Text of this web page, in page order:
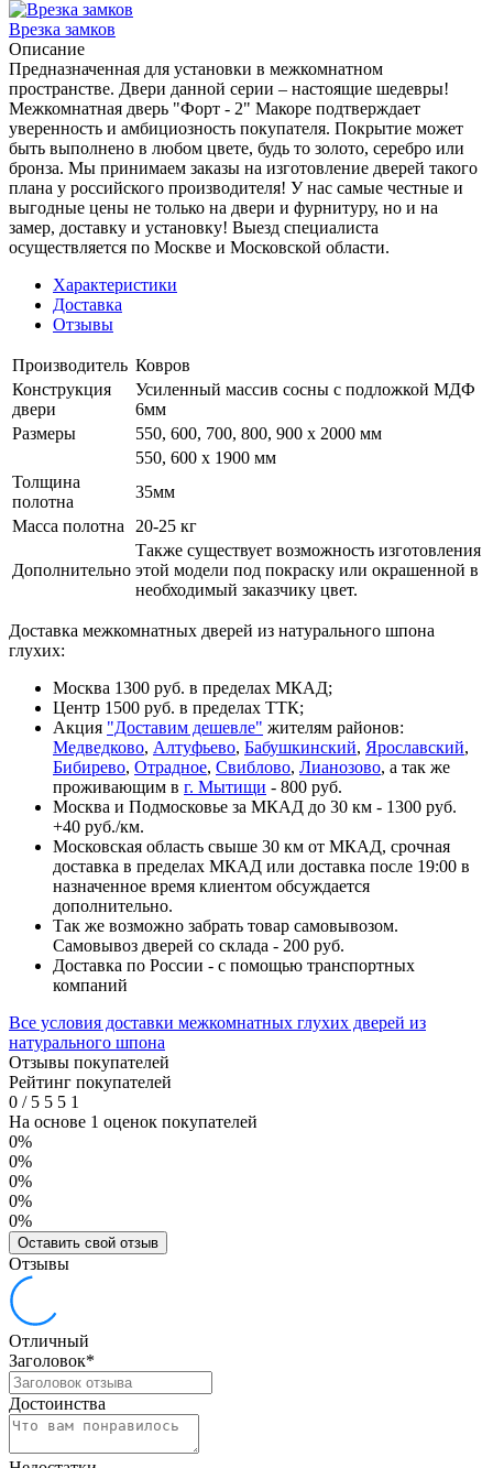
Врезка замков
Описание
Предназначенная для установки в межкомнатном
пространстве. Двери данной серии – настоящие шедевры!
Межкомнатная дверь "Форт - 2" Макоре подтверждает
уверенность и амбициозность покупателя. Покрытие может
быть выполнено в любом цвете, будь то золото, серебро или
бронза. Мы принимаем заказы на изготовление дверей такого
плана у российского производителя! У нас самые честные и
выгодные цены не только на двери и фурнитуру, но и на
замер, доставку и установку! Выезд специалиста
осуществляется по Москве и Московской области.
Характеристики
Доставка
Отзывы
Производитель Ковров
Конструкция
двери
Усиленный массив сосны с подложкой МДФ
6мм
Размеры
550, 600, 700, 800, 900 x 2000 мм
550, 600 х 1900 мм
Толщина
полотна
35мм
Масса полотна
20-25 кг
Дополнительно
Также существует возможность изготовления
этой модели под покраску или окрашенной в
необходимый заказчику цвет.
Доставка межкомнатных дверей из натурального шпона
глухих:
Москва 1300 руб. в пределах МКАД;
Центр 1500 руб. в пределах ТТК;
Акция "Доставим дешевле" жителям районов:
Медведково, Алтуфьево, Бабушкинский, Ярославский,
Бибирево, Отрадное, Свиблово, Лианозово, а так же
проживающим в г. Мытищи - 800 руб.
Москва и Подмосковье за МКАД до 30 км - 1300 руб.
+40 руб./км.
Московская область свыше 30 км от МКАД, срочная
доставка в пределах МКАД или доставка после 19:00 в
назначенное время клиентом обсуждается
дополнительно.
Так же возможно забрать товар самовывозом.
Самовывоз дверей со склада - 200 руб.
Доставка по России - с помощью транспортных
компаний
Все условия доставки межкомнатных глухих дверей из
натурального шпона
Отзывы покупателей
Рейтинг покупателей
0 /5 5 5 1
На основе 1 оценок покупателей
0%
0%
0%
0%
0%
Оставить свой отзыв
Отзывы
Отличный
Заголовок*
Достоинства